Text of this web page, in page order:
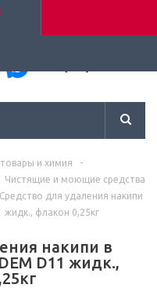
и химия
-
Чистящие и моющие средства
Средство для удаления накипи
жидк., флакон 0,25кг
накипи в
D11 жидк.,